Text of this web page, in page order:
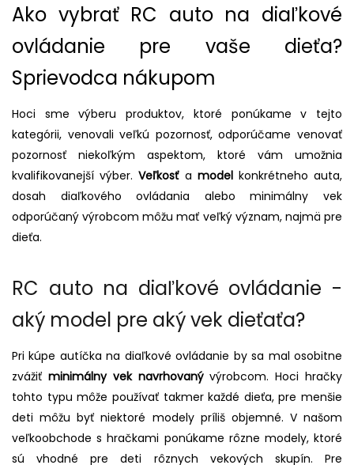
Ako vybrať RC auto na diaľkové
ovládanie pre vaše dieťa?
Sprievodca nákupom
Hoci sme výberu produktov, ktoré ponúkame v tejto
kategórii, venovali veľkú pozornosť, odporúčame venovať
pozornosť niekoľkým aspektom, ktoré vám umožnia
kvalifikovanejší výber.Veľkosť a model konkrétneho auta,
dosah diaľkového ovládania alebo minimálny vek
odporúčaný výrobcom môžu mať veľký význam, najmä pre
dieťa.
RC auto na diaľkové ovládanie -
aký model pre aký vek dieťaťa?
Pri kúpe autíčka na diaľkové ovládanie by sa mal osobitne
zvážiť minimálny vek navrhovanývýrobcom. Hoci hračky
tohto typu môže používať takmer každé dieťa, pre menšie
deti môžu byť niektoré modely príliš objemné. V našom
veľkoobchode s hračkami ponúkame rôzne modely, ktoré
sú vhodné pre deti rôznych vekových skupín. Pre